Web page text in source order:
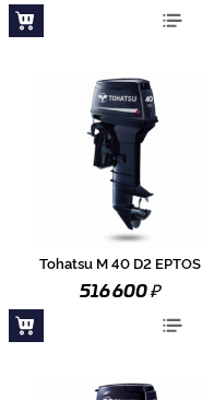
Tohatsu M 40 D2 EPTOS
516 600₽